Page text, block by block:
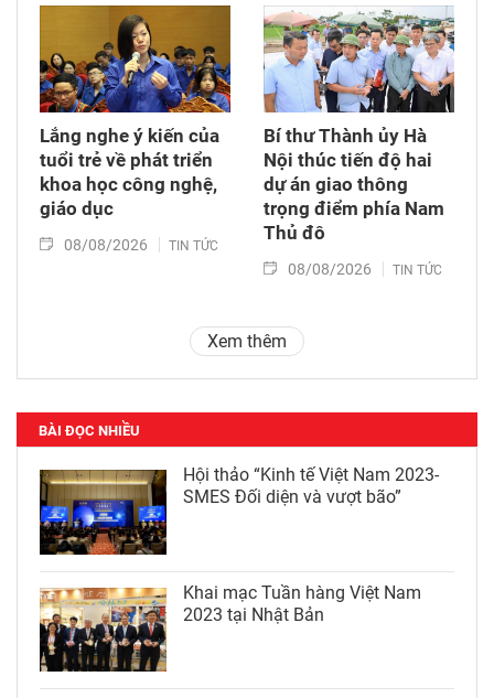
Lắng nghe ý kiến của
tuổi trẻ về phát triển
khoa học công nghệ,
giáo dục
08/08/2026 TIN TỨC
Bí thư Thành ủy Hà
Nội thúc tiến độ hai
dự án giao thông
trọng điểm phía Nam
Thủ đô
08/08/2026 TIN TỨC
Xem thêm
BÀI ĐỌC NHIỀU
Hội thảo “Kinh tế Việt Nam 2023-
SMES Đối diện và vượt bão”
Khai mạc Tuần hàng Việt Nam
2023 tại Nhật Bản